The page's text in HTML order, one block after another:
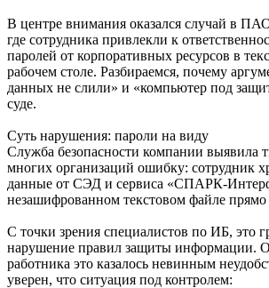
В центре внимания оказался случай в
где сотрудника привлекли к
паролей от корпоративных ресурсов в
рабочем столе. Разбираемся, почему
данных не слили» и «компьютер под
суде.
Суть нарушения: пароли на виду
Служба безопасности компании выявила
многих организаций ошибку: сотрудник
данные от СЭД и сервиса «СПАРК-
незашифрованном текстовом файле прямо
С точки зрения специалистов по ИБ, это
нарушение правил защиты информации.
работника это казалось невинным
уверен, что ситуация под контролем: